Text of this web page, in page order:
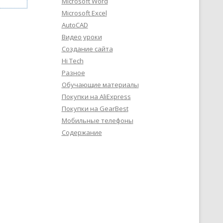
Microsoft Excel
AutoCAD
Видео уроки
Создание сайта
Hi Tech
Разное
Обучающие материалы
Покупки на AliExpress
Покупки на GearBest
Мобильные телефоны
Содержание